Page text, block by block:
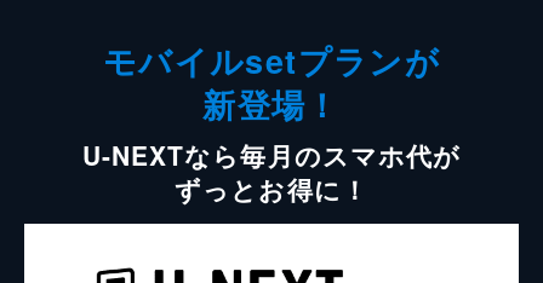
モバイルsetプランが
新登場！
U-NEXTなら毎月のスマホ代が
ずっとお得に！